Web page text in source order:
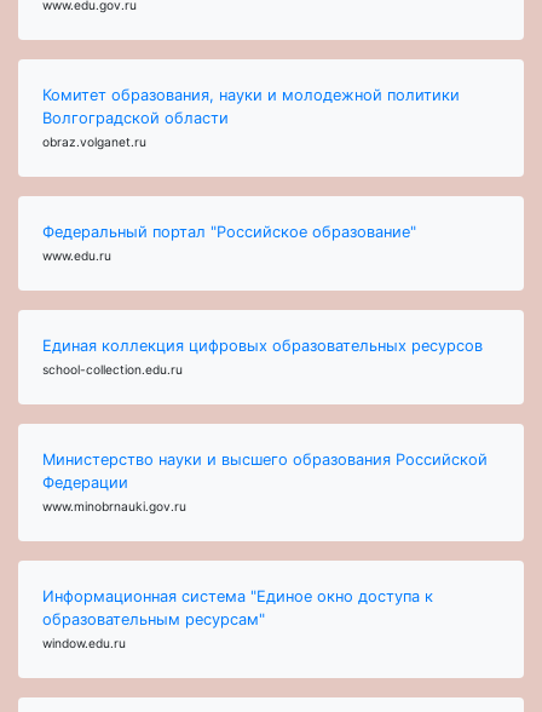
www.edu.gov.ru
Комитет образования, науки и молодежной политики
Волгоградской области
obraz.volganet.ru
Федеральный портал "Российское образование"
www.edu.ru
Единая коллекция цифровых образовательных ресурсов
school-collection.edu.ru
Министерство науки и высшего образования Российской
Федерации
www.minobrnauki.gov.ru
Информационная система "Единое окно доступа к
образовательным ресурсам"
window.edu.ru